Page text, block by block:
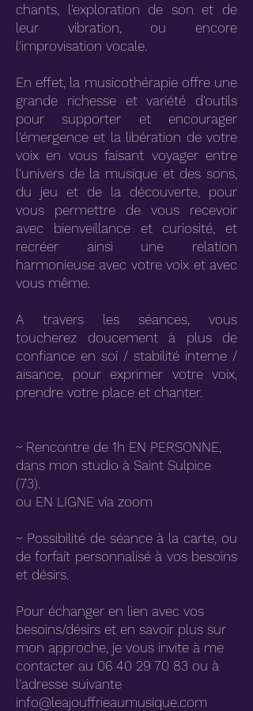
chants, l'exploration de son et de
leur vibration, ou encore
l'improvisation vocale.
En effet, la musicothérapie offre une
grande richesse et variété d'outils
pour supporter et encourager
l'émergence et la libération de votre
voix en vous faisant voyager entre
l'univers de la musique et des sons,
du jeu et de la découverte, pour
vous permettre de vous recevoir
avec bienveillance et curiosité, et
recréer ainsi une relation
harmonieuse avec votre voix et avec
vous même.
A travers les séances, vous
toucherez doucement à plus de
confiance en soi / stabilité interne /
aisance, pour exprimer votre voix,
prendre votre place et chanter.
~ Rencontre de 1h EN PERSONNE,
dans mon studio à Saint Sulpice
(73).
ou EN LIGNE via zoom
~ Possibilité de séance à la carte, ou
de forfait personnalisé à vos besoins
et désirs.
Pour échanger en lien avec vos
besoins/désirs et en savoir plus sur
mon approche, je vous invite à me
contacter au 06 40 29 70 83 ou à
l'adresse suivante
info@leajouffrieaumusique.com